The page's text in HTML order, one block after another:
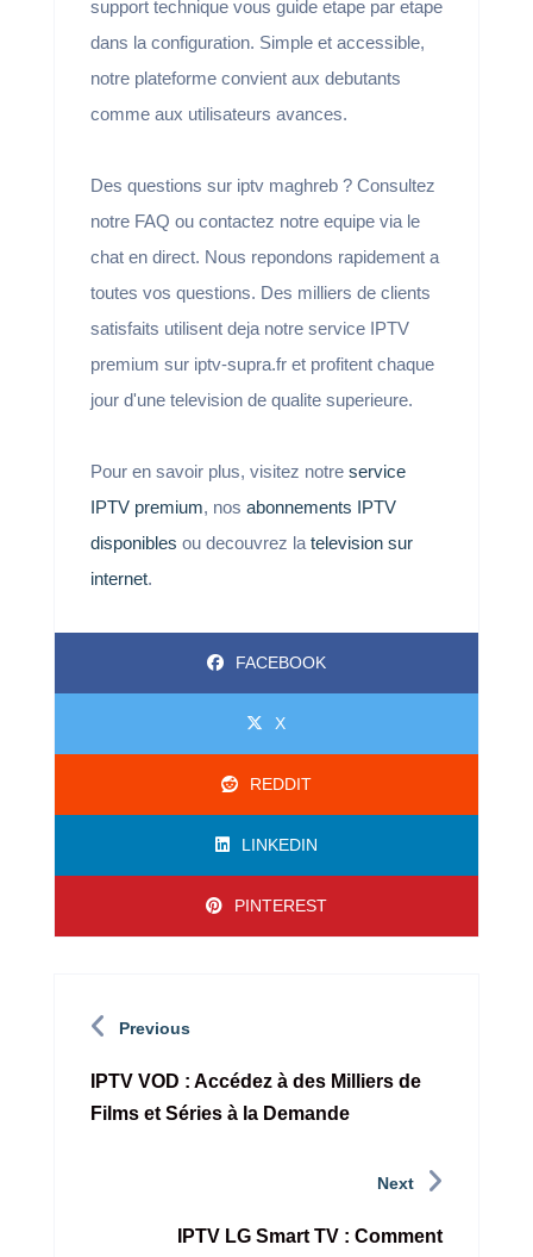
support technique vous guide etape par etape
dans la configuration. Simple et accessible,
notre plateforme convient aux debutants
comme aux utilisateurs avances.
Des questions sur iptv maghreb ? Consultez
notre FAQ ou contactez notre equipe via le
chat en direct. Nous repondons rapidement a
toutes vos questions. Des milliers de clients
satisfaits utilisent deja notre service IPTV
premium sur iptv-supra.fr et profitent chaque
jour d'une television de qualite superieure.
Pour en savoir plus, visitez notre service
IPTV premium, nos abonnements IPTV
disponibles ou decouvrez la television sur
internet.
FACEBOOK
X
REDDIT
LINKEDIN
PINTEREST
Previous
IPTV VOD : Accédez à des Milliers de
Films et Séries à la Demande
Next
IPTV LG Smart TV : Comment